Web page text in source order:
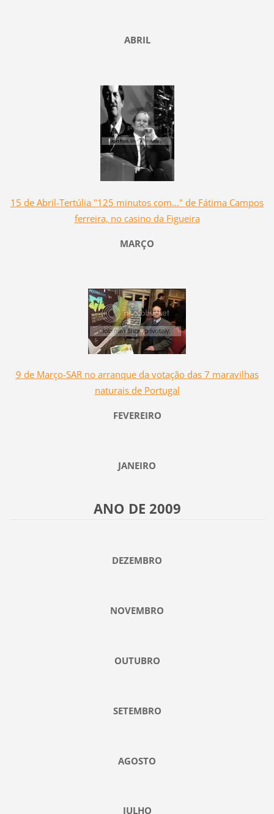
ABRIL
15 de Abril-Tertúlia "125 minutos com..." de Fátima Campos
ferreira, no casino da Figueira
MARÇO
9 de Março-SAR no arranque da votação das 7 maravilhas
naturais de Portugal
FEVEREIRO
JANEIRO
ANO DE 2009
DEZEMBRO
NOVEMBRO
OUTUBRO
SETEMBRO
AGOSTO
JULHO